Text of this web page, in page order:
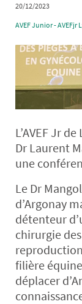
20/12/2023
AVEF Junior - AVEFjr
L’AVEF Jr
Dr Laurent
une
Le Dr
d’Argonay
détenteur
chirurgie
filière
déplacer